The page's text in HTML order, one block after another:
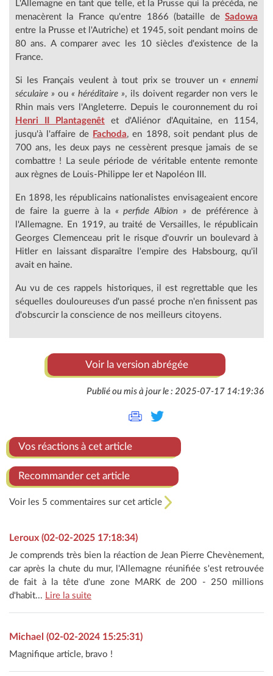
L'Allemagne en tant que telle, et la Prusse qui la précéda, ne
menacèrent la France qu'entre 1866 (bataille de Sadowa
entre la Prusse et l'Autriche) et 1945, soit pendant moins de
80 ans. A comparer avec les 10 siècles d'existence de la
France.
Si les Français veulent à tout prix se trouver un « ennemi
séculaire » ou« héréditaire », ils doivent regarder non vers le
Rhin mais vers l'Angleterre. Depuis le couronnement du roi
Henri II Plantagenêt et d'Aliénor d'Aquitaine, en 1154,
jusqu'à l'affaire de Fachoda, en 1898, soit pendant plus de
700 ans, les deux pays ne cessèrent presque jamais de se
combattre ! La seule période de véritable entente remonte
aux règnes de Louis-Philippe Ier et Napoléon III.
En 1898, les républicains nationalistes envisageaient encore
de faire la guerre à la « perfide Albion » de préférence à
l'Allemagne. En 1919, au traité de Versailles, le républicain
Georges Clemenceau prit le risque d'ouvrir un boulevard à
Hitler en laissant disparaître l'empire des Habsbourg, qu'il
avait en haine.
Au vu de ces rappels historiques, il est regrettable que les
séquelles douloureuses d'un passé proche n'en finissent pas
d'obscurcir la conscience de nos meilleurs citoyens.
Voir la version abrégée
Publié ou mis à jour le : 2025-07-17 14:19:36
Vos réactions à cet article
Recommander cet article
Voir les 5 commentaires sur cet article
Leroux (02-02-2025 17:18:34)
Je comprends très bien la réaction de Jean Pierre Chevènement,
car après la chute du mur, l'Allemagne réunifiée s'est retrouvée
de fait à la tête d'une zone MARK de 200 - 250 millions
d'habit... Lire la suite
Michael (02-02-2024 15:25:31)
Magnifique article, bravo !